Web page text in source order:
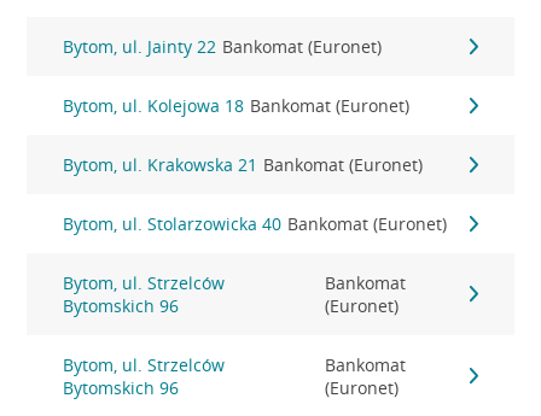
Bytom, ul. Jainty 22 Bankomat (Euronet)
Bytom, ul. Kolejowa 18 Bankomat (Euronet)
Bytom, ul. Krakowska 21 Bankomat (Euronet)
Bytom, ul. Stolarzowicka 40 Bankomat (Euronet)
Bytom, ul. Strzelców
Bytomskich 96
Bankomat
(Euronet)
Bytom, ul. Strzelców
Bytomskich 96
Bankomat
(Euronet)